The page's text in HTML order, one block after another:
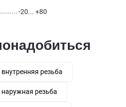
-20... +80
резьба
резьба